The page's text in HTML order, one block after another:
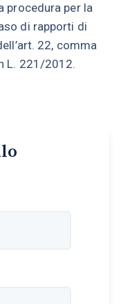
procedura per la
di rapporti di
22, comma
L. 221/2012.